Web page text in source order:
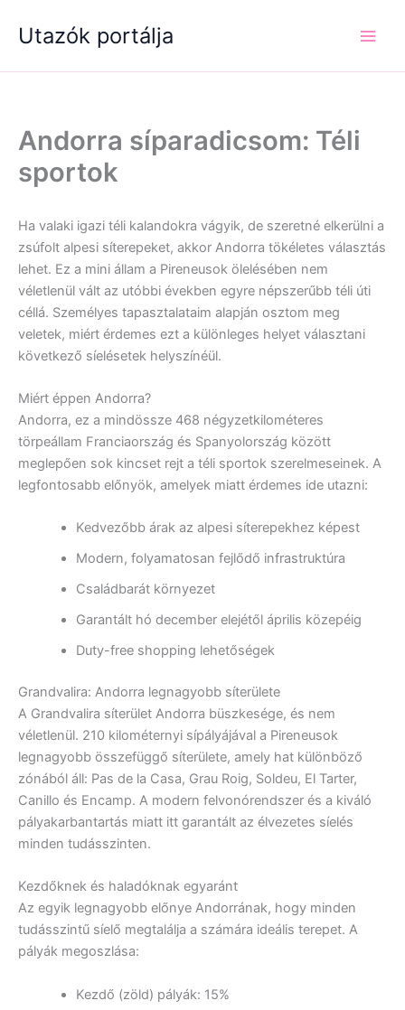
Utazók portálja
Andorra síparadicsom: Téli
sportok
Ha valaki igazi téli kalandokra vágyik, de szeretné elkerülni a
zsúfolt alpesi síterepeket, akkor Andorra tökéletes választás
lehet. Ez a mini állam a Pireneusok ölelésében nem
véletlenül vált az utóbbi években egyre népszerűbb téli úti
céllá. Személyes tapasztalataim alapján osztom meg
veletek, miért érdemes ezt a különleges helyet választani
következő síelésetek helyszínéül.
Miért éppen Andorra?
Andorra, ez a mindössze 468 négyzetkilométeres
törpeállam Franciaország és Spanyolország között
meglepően sok kincset rejt a téli sportok szerelmeseinek. A
legfontosabb előnyök, amelyek miatt érdemes ide utazni:
Kedvezőbb árak az alpesi síterepekhez képest
Modern, folyamatosan fejlődő infrastruktúra
Családbarát környezet
Garantált hó december elejétől április közepéig
Duty-free shopping lehetőségek
Grandvalira: Andorra legnagyobb síterülete
A Grandvalira síterület Andorra büszkesége, és nem
véletlenül. 210 kilométernyi sípályájával a Pireneusok
legnagyobb összefüggő síterülete, amely hat különböző
zónából áll: Pas de la Casa, Grau Roig, Soldeu, El Tarter,
Canillo és Encamp. A modern felvonórendszer és a kiváló
pályakarbantartás miatt itt garantált az élvezetes síelés
minden tudásszinten.
Kezdőknek és haladóknak egyaránt
Az egyik legnagyobb előnye Andorrának, hogy minden
tudásszintű síelő megtalálja a számára ideális terepet. A
pályák megoszlása:
Kezdő (zöld) pályák: 15%